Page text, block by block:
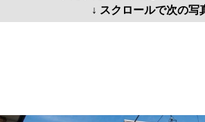
↓ スクロールで次の写